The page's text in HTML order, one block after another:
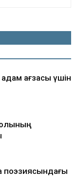
ағзасы үшін
поэзиясындағы